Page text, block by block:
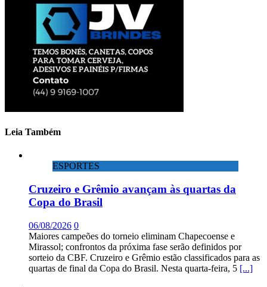
Leia Também
ESPORTES
Cruzeiro e Grêmio avançam às quartas da
Copa do Brasil
06/08/2026 0
Maiores campeões do torneio eliminam Chapecoense e
Mirassol; confrontos da próxima fase serão definidos por
sorteio da CBF. Cruzeiro e Grêmio estão classificados para as
quartas de final da Copa do Brasil. Nesta quarta-feira, 5 [...]